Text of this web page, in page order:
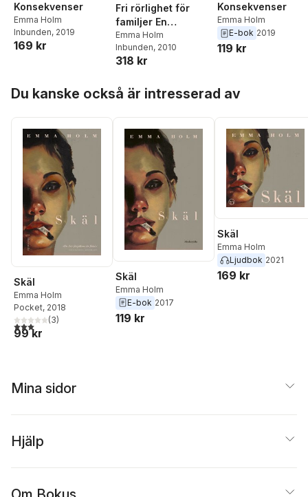
Konsekvenser
Emma Holm
Inbunden, 2019
169 kr
Fri rörlighet för
familjer En
normativ analys av
föräldrapenningen
och EU-rätten
Emma Holm
Inbunden, 2010
318 kr
Konsekvenser
Emma Holm
E-bok 2019
119 kr
Du kanske också är intresserad av
Skäl
Emma Holm
Pocket, 2018
3,0utav 5 stjärnor. Totalt antal röster:
(3)
99 kr
Skäl
Emma Holm
E-bok 2017
119 kr
Skäl
Emma Holm
Ljudbok 2021
169 kr
Mina sidor
Hjälp